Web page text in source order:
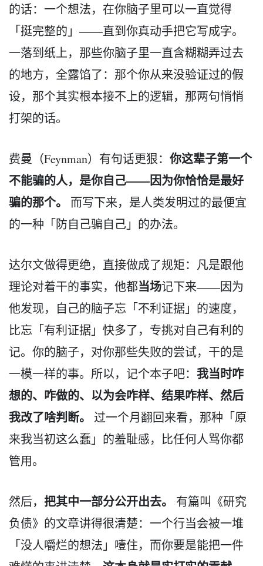
的话：一个想法，在你脑子里可以一直觉得
「挺完整的」——直到你真动手把它写成字。
一落到纸上，那些你脑子里一直含糊糊弄过去
的地方，全露馅了：那个你从来没验证过的假
设，那个其实根本接不上的逻辑，那两句悄悄
打架的话。
费曼（Feynman）有句话更狠： 你这辈子第一个
不能骗的人，是你自己——因为你恰恰是最好
骗的那个。
而写下来，是人类发明过的最便宜
的一种「防自己骗自己」的办法。
达尔文做得更绝，直接做成了规矩：凡是跟他
理论对着干的事实，他都当场记下来——因为
他发现，自己的脑子忘「不利证据」的速度，
比忘「有利证据」快多了，专挑对自己有利的
记。你的脑子，对你那些失败的尝试，干的是
一模一样的事。所以，记个本子吧： 我当时咋
想的、咋做的、以为会咋样、结果咋样、然后
我改了啥判断。
过一个月翻回来看，那种「原
来我当初这么蠢」的羞耻感，比任何人骂你都
管用。
然后， 把其中一部分公开出去。
有篇叫《研究
负债》的文章讲得很清楚：一个行当会被一堆
「没人嚼烂的想法」噎住，而你要是能把一件